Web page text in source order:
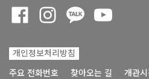
개인정보처리방침
주요 전화번호
찾아오는 길 개관
Opens a new window
Opens a new window
Opens a new